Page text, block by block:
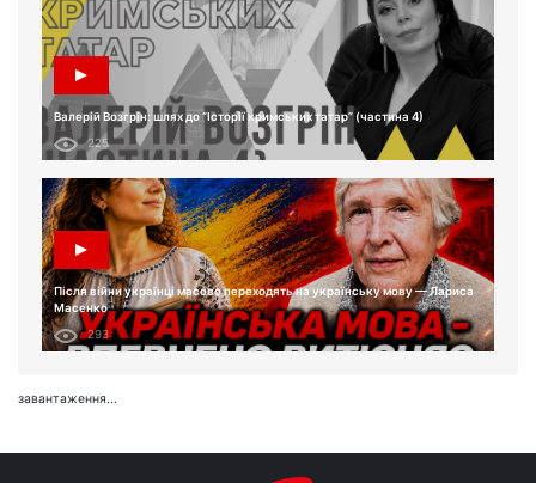
Валерій Возгрін: шлях до “Історії кримських татар” (частина 4)
225
Після війни українці масово переходять на українську мову — Лариса
Масенко
293
завантаження...